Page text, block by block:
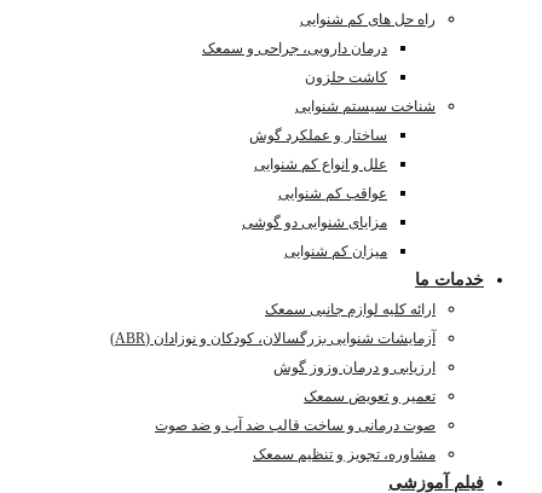
راه حل های کم شنوایی
درمان دارویی، جراحی و سمعک
کاشت حلزون
شناخت سیستم شنوایی
ساختار و عملکرد گوش
علل و انواع کم شنوایی
عواقب کم شنوایی
مزایای شنوایی دو گوشی
میزان کم شنوایی
خدمات ما
ارائه کلیه لوازم جانبی سمعک
آزمایشات شنوایی بزرگسالان، کودکان و نوزادان (ABR)
ارزیابی و درمان وزوز گوش
تعمیر و تعویض سمعک
صوت درمانی و ساخت قالب ضد آب و ضد صوت
مشاوره، تجویز و تنظیم سمعک
فیلم آموزشی